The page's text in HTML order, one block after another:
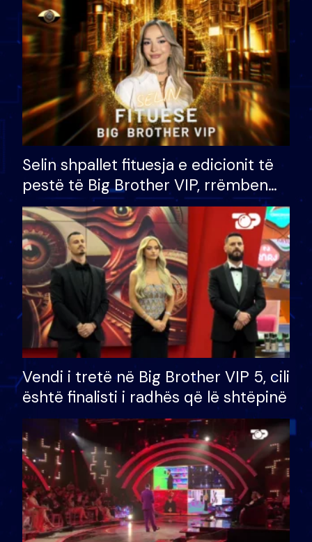
Selin shpallet fituesja e edicionit të
pestë të Big Brother VIP, rrëmben
çmimin e madh prej 100 mijë eurosh
Vendi i tretë në Big Brother VIP 5, cili
është finalisti i radhës që lë shtëpinë